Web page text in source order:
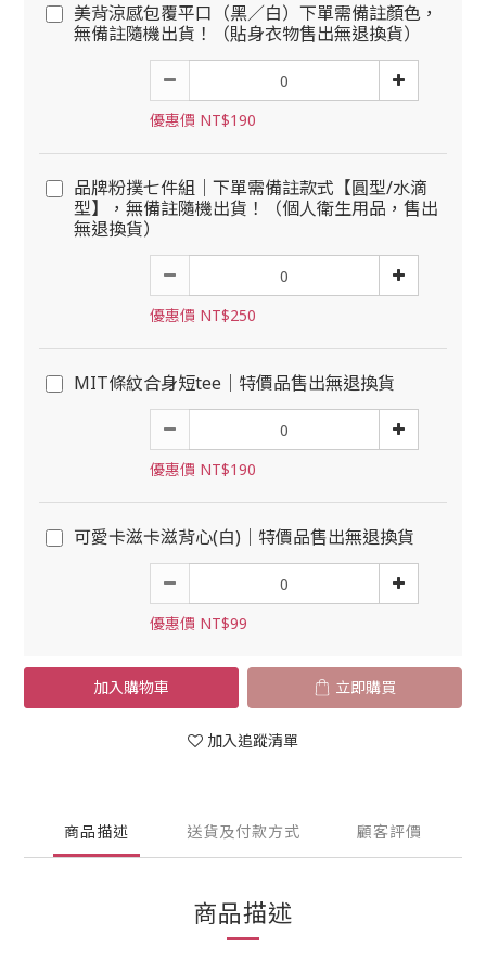
美背涼感包覆平口（黑／白）下單需備註顏色，
無備註隨機出貨！（貼身衣物售出無退換貨）
優惠價 NT$190
品牌粉撲七件組｜下單需備註款式【圓型/水滴
型】，無備註隨機出貨！（個人衛生用品，售出
無退換貨）
優惠價 NT$250
MIT條紋合身短tee｜特價品售出無退換貨
優惠價 NT$190
可愛卡滋卡滋背心(白)｜特價品售出無退換貨
優惠價 NT$99
加入購物車 立即購買
加入追蹤清單
商品描述 送貨及付款方式 顧客評價
商品描述